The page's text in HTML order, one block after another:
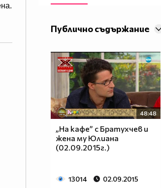
Публично съдържание
48:48
„На кафе” с Братухчев и
жена му Юлиана
(02.09.2015г.)
13014 02.09.2015